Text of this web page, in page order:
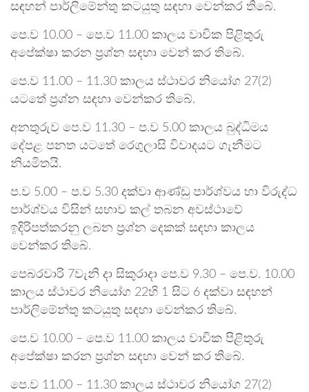
සඳහන් පාර්ලිමේන්තු කටයුතු සඳහා වෙන්කර තිබේ.
පෙ.ව 10.00 – පෙ.ව 11.00 කාලය වාචික පිළිතුරු
අපේක්ෂා කරන ප්‍රශ්න සඳහා වෙන් කර තිබේ.
පෙ.ව 11.00 – 11.30 කාලය ස්ථාවර නියෝග 27(2)
යටතේ ප්‍රශ්න සඳහා වෙන්කර තිබේ.
අනතුරුව පෙ.ව 11.30 – ප.ව 5.00 කාලය බුද්ධිමය
දේපළ පනත යටතේ රෙගුලාසි විවාදයට ගැනීමට
නියමිතයි.
ප.ව 5.00 – ප.ව 5.30 දක්වා ආණ්ඩු පාර්ශ්වය හා විරුද්ධ
පාර්ශ්වය විසින් සභාව කල් තබන අවස්ථාවේ
ඉදිරිපත්කරනු ලබන ප්‍රශ්න දෙකක් සඳහා කාලය
වෙන්කර තිබේ.
පෙබරවාරි 7වැනි දා සිකුරාදා පෙ.ව 9.30 – පෙ.ව. 10.00
කාලය ස්ථාවර නියෝග 22හි 1 සිට 6 දක්වා සඳහන්
පාර්ලිමේන්තු කටයුතු සඳහා වෙන්කර තිබේ.
පෙ.ව 10.00 – පෙ.ව 11.00 කාලය වාචික පිළිතුරු
අපේක්ෂා කරන ප්‍රශ්න සඳහා වෙන් කර තිබේ.
පෙ.ව 11.00 – 11.30 කාලය ස්ථාවර නියෝග 27(2)